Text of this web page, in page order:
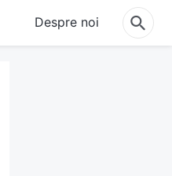
Despre noi